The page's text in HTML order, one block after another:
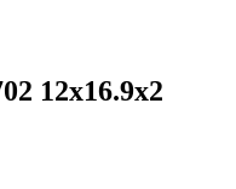
12x16.9x2